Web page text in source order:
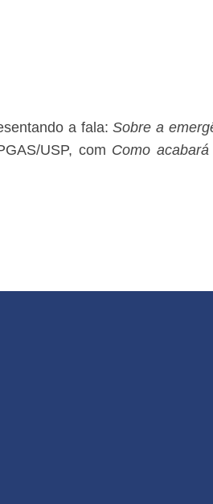
a fala:Sobre a
USP, com Como